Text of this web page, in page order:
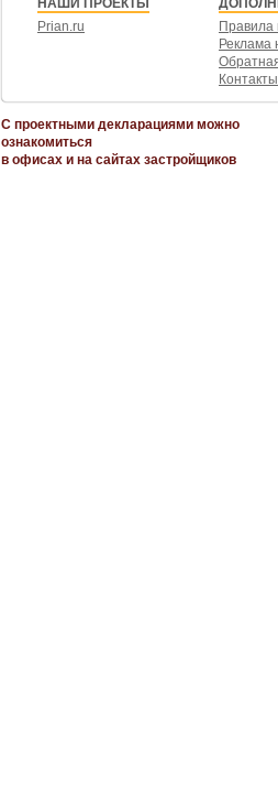
НАШИ ПРОЕКТЫ
Prian.ru
Правила
Реклама
Контакты
С проектными декларациями можно
ознакомиться
в офисах и на сайтах застройщиков